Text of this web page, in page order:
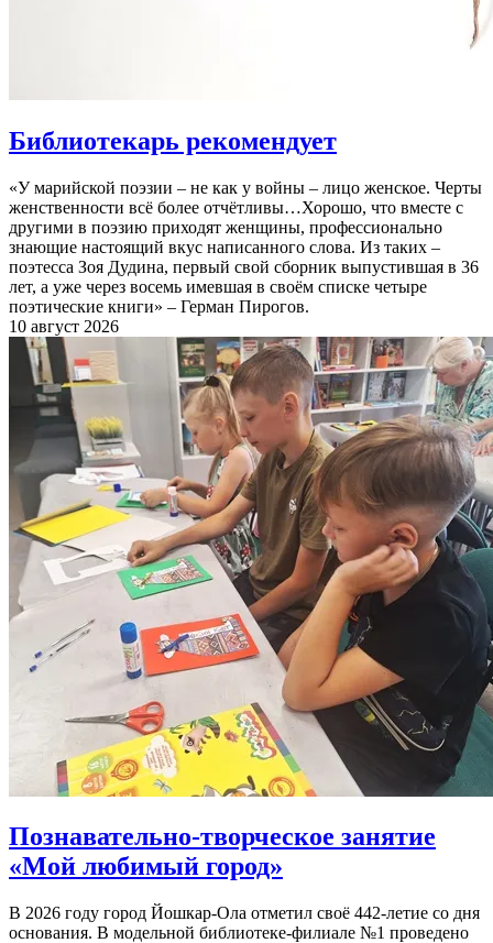
Библиотекарь рекомендует
«У марийской поэзии – не как у войны – лицо женское. Черты
женственности всё более отчётливы…Хорошо, что вместе с
другими в поэзию приходят женщины, профессионально
знающие настоящий вкус написанного слова. Из таких –
поэтесса Зоя Дудина, первый свой сборник выпустившая в 36
лет, а уже через восемь имевшая в своём списке четыре
поэтические книги» – Герман Пирогов.
10 август 2026
Познавательно-творческое занятие
«Мой любимый город»
В 2026 году город Йошкар-Ола отметил своё 442-летие со дня
основания. В модельной библиотеке-филиале №1 проведено